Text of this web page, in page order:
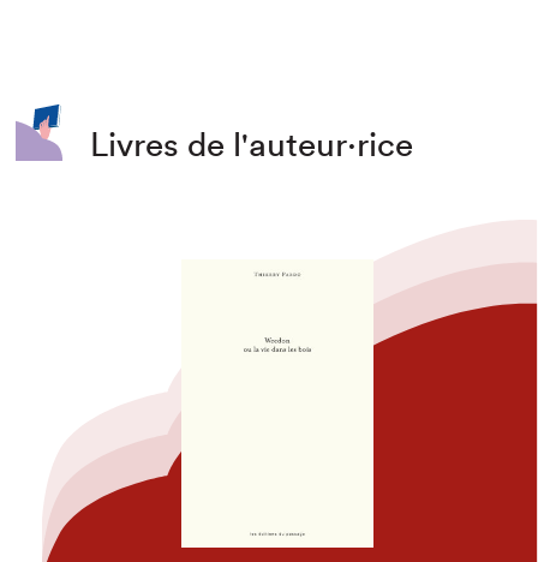
Livres de l'auteur·rice